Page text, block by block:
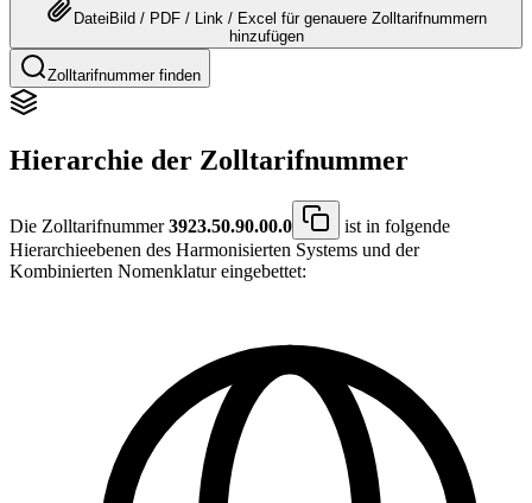
Datei Bild / PDF / Link / Excel für genauere Zolltarifnummern
hinzufügen
Zolltarifnummer finden
Hierarchie der Zolltarifnummer
Die Zolltarifnummer3923.50.90.00.0
ist in folgende
Hierarchieebenen des Harmonisierten Systems und der
Kombinierten Nomenklatur eingebettet: